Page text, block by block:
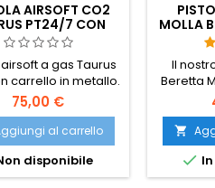
AIRSOFT CO2
PT24/7 CON
IN METALLO
a gas Taurus
carrello in metallo.
cartucce di CO2.
75,00 €
al carrello
disponibile
MOLLA
Il
Beretta

